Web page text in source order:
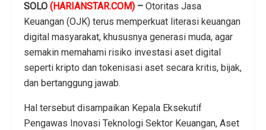
SOLO (HARIANSTAR.COM) – Otoritas Jasa
Keuangan (OJK) terus memperkuat literasi keuangan
digital masyarakat, khususnya generasi muda, agar
semakin memahami risiko investasi aset digital
seperti kripto dan tokenisasi aset secara kritis, bijak,
dan bertanggung jawab.
Hal tersebut disampaikan Kepala Eksekutif
Pengawas Inovasi Teknologi Sektor Keuangan, Aset